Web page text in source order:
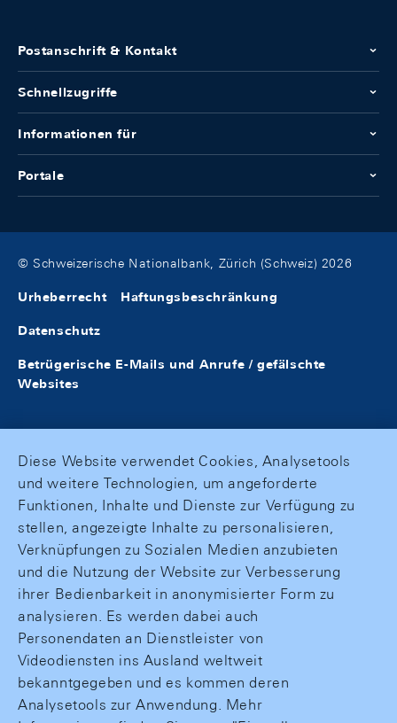
Postanschrift & Kontakt
Schnellzugriffe
Informationen für
Portale
© Schweizerische Nationalbank, Zürich (Schweiz) 2026
Urheberrecht Haftungsbeschränkung
Datenschutz
Betrügerische E-Mails und Anrufe / gefälschte
Websites
Diese Website verwendet Cookies, Analysetools
und weitere Technologien, um angeforderte
Funktionen, Inhalte und Dienste zur Verfügung zu
stellen, angezeigte Inhalte zu personalisieren,
Verknüpfungen zu Sozialen Medien anzubieten
und die Nutzung der Website zur Verbesserung
ihrer Bedienbarkeit in anonymisierter Form zu
analysieren. Es werden dabei auch
Personendaten an Dienstleister von
Videodiensten ins Ausland weltweit
bekanntgegeben und es kommen deren
Analysetools zur Anwendung. Mehr